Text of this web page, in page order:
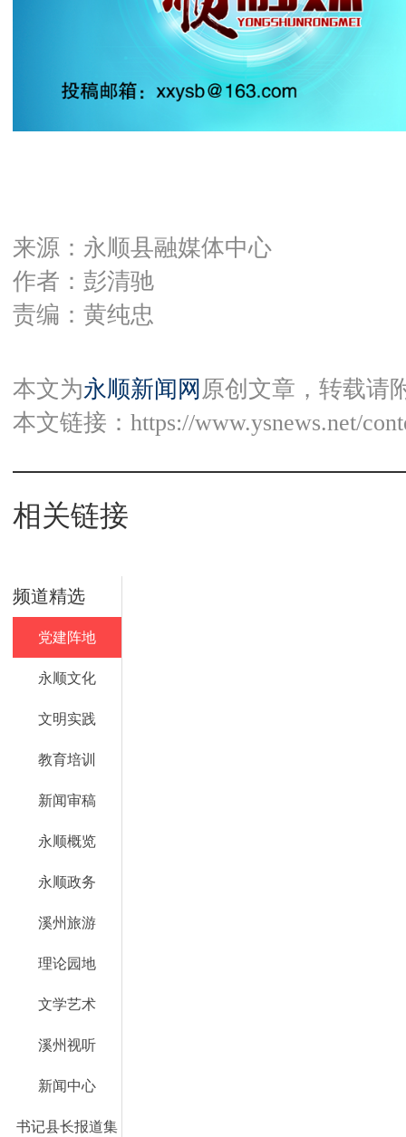
来源：永顺县融媒体中心
作者：彭清驰
责编：黄纯忠
本文为永顺新闻网 原创文章，转载请
本文链接： https://www.ysnews.net/
相关链接
频道精选
党建阵地
永顺文化
文明实践
教育培训
新闻审稿
永顺概览
永顺政务
溪州旅游
理论园地
文学艺术
溪州视听
新闻中心
书记县长报道集